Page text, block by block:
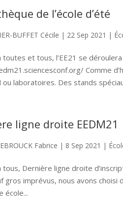
de l’école d’été
BUFFET Cécile | 22 Sep 2021 |
toutes et tous, l’EE21 se
Comme
ou laboratoires. Des stands
ligne droite EEDM21
Fabrice | 8 Sep 2021 |
tous, Dernière ligne droite
gros imprévus, nous avons
école...